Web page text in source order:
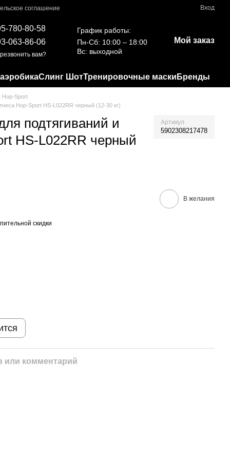
соглашение Вход
780-80-58
063-86-06
вам?
График работы:
Пн-Сб: 10:00 – 18:00
Вс: выходной
Мой заказ
Слинг ШотТренировочные маски Бренды
Sport
Hop-Sport HS-L022RR черный (12-30 кг)
подтягиваний и
HS-L022RR черный
Артикул
5902308217478
В желания
скидки
комментарий